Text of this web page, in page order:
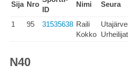
Sija Nro
ID
Nimi Seura
1 95 31535638 Raili
Kokko Urheilijat
N40